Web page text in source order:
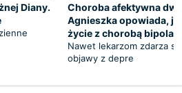
Diany.
Choroba afektywna
Agnieszka opowiada,
życie z chorobą
Nawet lekarzom zdarza
objawy z depre